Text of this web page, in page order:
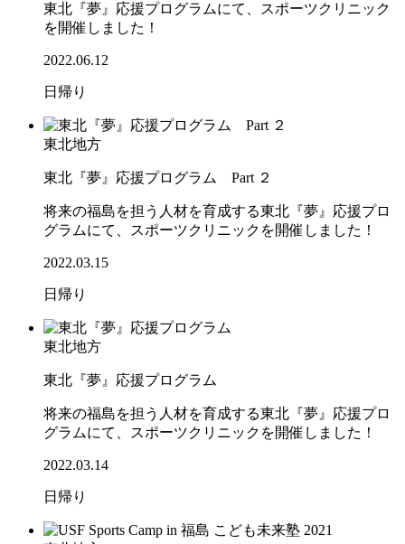
東北『夢』応援プログラムにて、スポーツクリニック
を開催しました！
2022.06.12
日帰り
東北地方
東北『夢』応援プログラム Part ２
将来の福島を担う人材を育成する東北『夢』応援プロ
グラムにて、スポーツクリニックを開催しました！
2022.03.15
日帰り
東北地方
東北『夢』応援プログラム
将来の福島を担う人材を育成する東北『夢』応援プロ
グラムにて、スポーツクリニックを開催しました！
2022.03.14
日帰り